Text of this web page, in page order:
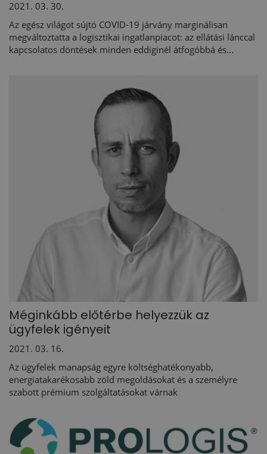
2021. 03. 30.
Az egész világot sújtó COVID-19 járvány marginálisan
megváltoztatta a logisztikai ingatlanpiacot: az ellátási lánccal
kapcsolatos döntések minden eddiginél átfogóbbá és...
Méginkább előtérbe helyezzük az
ügyfelek igényeit
2021. 03. 16.
Az ügyfelek manapság egyre költséghatékonyabb,
energiatakarékosabb zöld megoldásokat és a személyre
szabott prémium szolgáltatásokat várnak